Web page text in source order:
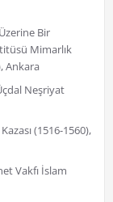
Bir
Mimarlık
Ankara
Neşriyat
(1516-1560),
Vakfı İslam